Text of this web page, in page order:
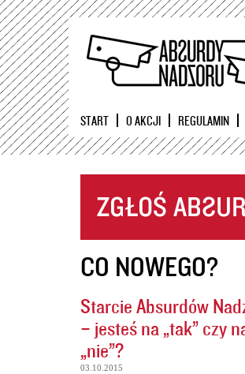
START O AKCJI REGULAMIN
CO NOWEGO?
Starcie Absurdów
– jesteś na „tak” czy
„nie”?
03.10.2015